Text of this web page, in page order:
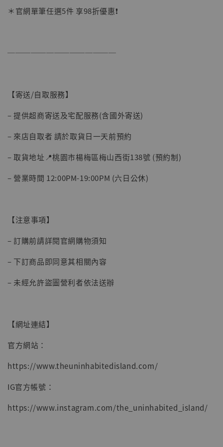
子彈飛 鵝城縣長 張麻子 [BK01]
NT$ 4,980
加入購物車
＊官網單筆任選5件 享98折優惠❗️
──────────────
【寄送/自取服務】
– 提供超商寄送及宅配服務(含國外寄送)
– 來店自取者 請於取貨日一天前預約
– 取貨地址📍桃園市楊梅區梅山西街138號 (預約制)
– 營業時間 12:00PM-19:00PM (六日公休)
【注意事項】
– 訂購前請詳閱官網購物須知
– 下訂商品即同意其相關內容
– 未經允許盜圖營利者依法送辦
【網址連結】
官方網站：
https://www.theuninhabitedisland.com/
IG官方帳號：
https://www.instagram.com/the_uninhabited_island/